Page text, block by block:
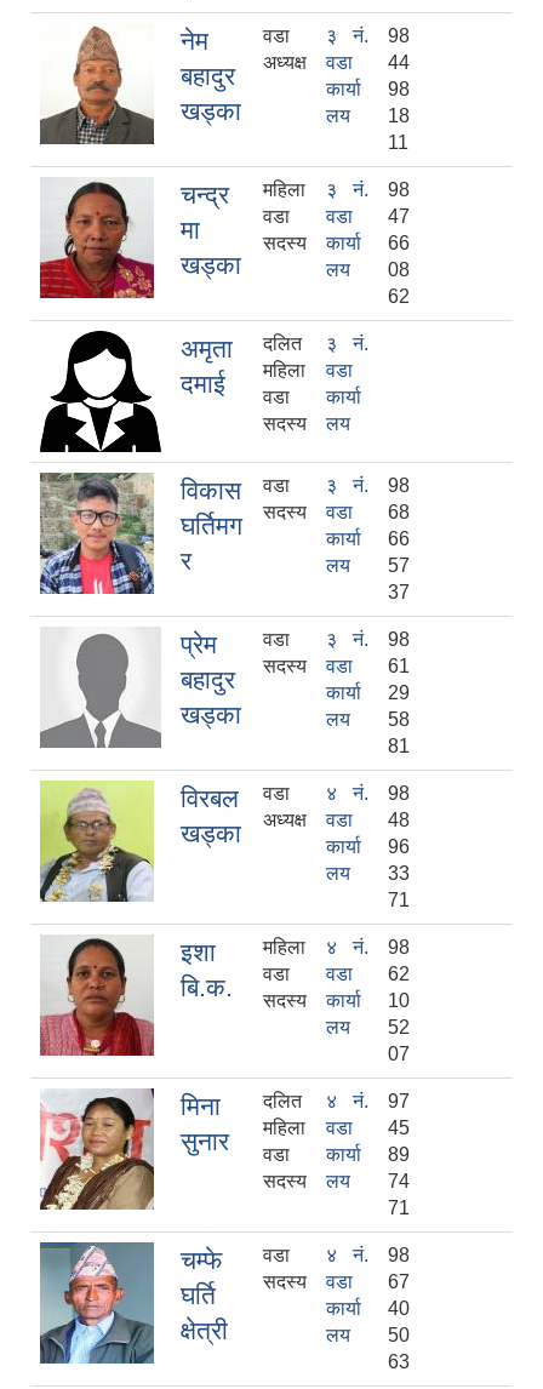
नेम
बहादुर
खड्का
वडा
अध्यक्ष
३ नं.
वडा
कार्या
लय
98
44
98
18
11
चन्द्र
मा
खड्का
महिला
वडा
सदस्य
३ नं.
वडा
कार्या
लय
98
47
66
08
62
अमृता
दमाई
दलित
महिला
वडा
सदस्य
३ नं.
वडा
कार्या
लय
विकास
घर्तिमग
र
वडा
सदस्य
३ नं.
वडा
कार्या
लय
98
68
66
57
37
प्रेम
बहादुर
खड्का
वडा
सदस्य
३ नं.
वडा
कार्या
लय
98
61
29
58
81
विरबल
खड्का
वडा
अध्यक्ष
४ नं.
वडा
कार्या
लय
98
48
96
33
71
इशा
बि.क.
महिला
वडा
सदस्य
४ नं.
वडा
कार्या
लय
98
62
10
52
07
मिना
सुनार
दलित
महिला
वडा
सदस्य
४ नं.
वडा
कार्या
लय
97
45
89
74
71
चम्फे
घर्ति
क्षेत्री
वडा
सदस्य
४ नं.
वडा
कार्या
लय
98
67
40
50
63